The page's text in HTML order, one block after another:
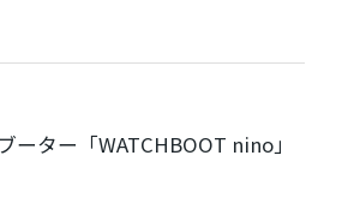
ーター「WATCHBOOT nino」